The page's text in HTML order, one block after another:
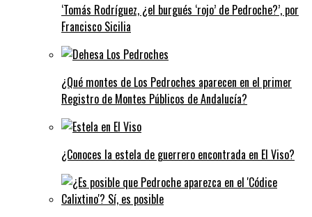
‘Tomás Rodríguez, ¿el burgués ‘rojo’ de Pedroche?’, por
Francisco Sicilia
¿Qué montes de Los Pedroches aparecen en el primer
Registro de Montes Públicos de Andalucía?
¿Conoces la estela de guerrero encontrada en El Viso?